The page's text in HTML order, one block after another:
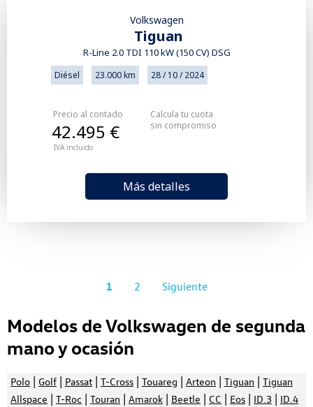
Volkswagen
Tiguan
R-Line 2.0 TDI 110 kW (150 CV) DSG
Diésel 23.000 km 28 / 10 / 2024
Precio al contado
IVA incluido
42.495 €
Más detalles
Calcula tu cuota
sin compromiso
1 2 Siguiente
Modelos de Volkswagen de segunda
mano y ocasión
Polo | Golf | Passat | T-Cross | Touareg | Arteon | Tiguan | Tiguan
Allspace | T-Roc | Touran | Amarok | Beetle | CC | Eos | ID.3 | ID.4